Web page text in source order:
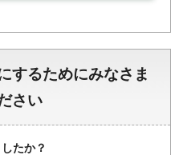
するためにみなさま
さい
たか？